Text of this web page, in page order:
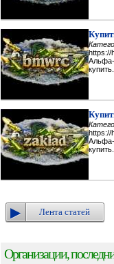
https://
https://
Лента статей
Организации,